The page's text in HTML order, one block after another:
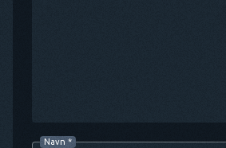
Navn *